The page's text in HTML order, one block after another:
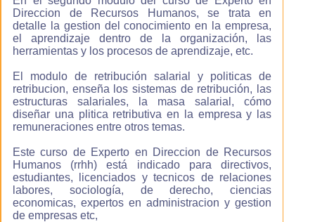
Nuestros cursos
te permiten
aprender comoda
y fácilmente ya
que se trata de
interactivos en
los que el alumno
adquiere los
conocimientos
de una forma
por el ordenador
invirtiendo un
esfuerzo mucho
menor que con
las formas de
Direccion de Recursos Humanos, se trata en
detalle la gestion del conocimiento en la empresa,
el aprendizaje dentro de la organización, las
herramientas y los procesos de aprendizaje, etc.
El modulo de retribución salarial y politicas de
retribucion, enseña los sistemas de retribución, las
estructuras salariales, la masa salarial, cómo
diseñar una plitica retributiva en la empresa y las
remuneraciones entre otros temas.
Este curso de Experto en Direccion de Recursos
Humanos (rrhh) está indicado para directivos,
estudiantes, licenciados y tecnicos de relaciones
labores, sociología, de derecho, ciencias
economicas, expertos en administracion y gestion
de empresas etc,